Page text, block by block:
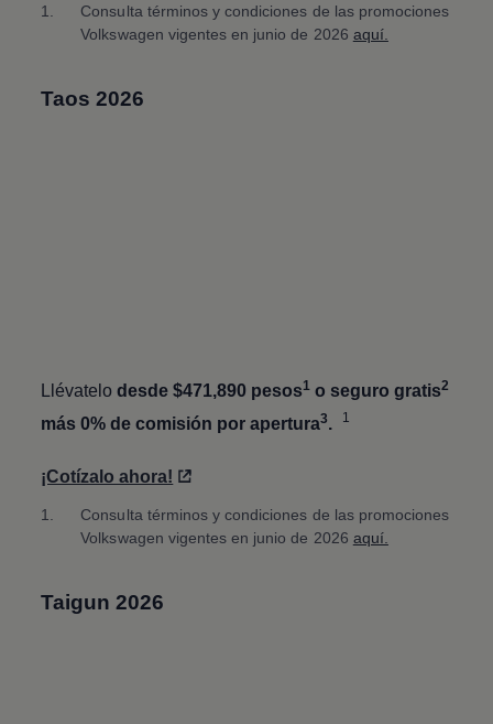
1.
Consulta términos y condiciones de las promociones
Volkswagen vigentes en junio de 2026 aquí.
Taos 2026
Llévatelodesde $471,890 pesos1 o seguro gratis2
más 0% de comisión por apertura3. 1
¡Cotízalo ahora!
1.
Consulta términos y condiciones de las promociones
Volkswagen vigentes en junio de 2026 aquí.
Taigun 2026